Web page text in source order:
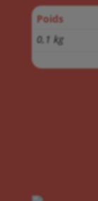
Poids
0,1 kg